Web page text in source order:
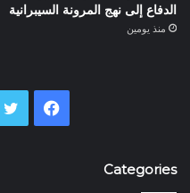
الدفاع إلى نهج المرونة السيبرانية
منذ يومين
فيسبوك
Categories